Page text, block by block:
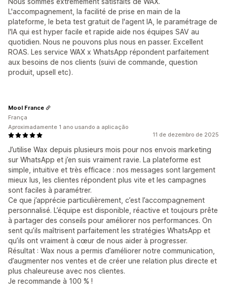
L'accompagnement, la facilité de prise en main de la
plateforme, le beta test gratuit de l'agent IA, le paramétrage de
l'IA qui est hyper facile et rapide aide nos équipes SAV au
quotidien. Nous ne pouvons plus nous en passer. Excellent
ROAS. Les service WAX x WhatsApp répondent parfaitement
aux besoins de nos clients (suivi de commande, question
produit, upsell etc).
11 de dezembro de 2025
J’utilise Wax depuis plusieurs mois pour nos envois marketing
sur WhatsApp et j’en suis vraiment ravie. La plateforme est
simple, intuitive et très efficace : nos messages sont largement
mieux lus, les clientes répondent plus vite et les campagnes
sont faciles à paramétrer.
Ce que j’apprécie particulièrement, c’est l’accompagnement
personnalisé. L’équipe est disponible, réactive et toujours prête
à partager des conseils pour améliorer nos performances. On
sent qu’ils maîtrisent parfaitement les stratégies WhatsApp et
qu’ils ont vraiment à cœur de nous aider à progresser.
Résultat : Wax nous a permis d’améliorer notre communication,
d’augmenter nos ventes et de créer une relation plus directe et
plus chaleureuse avec nos clientes.
Je recommande à 100 % !
Mool France
França
Aproximadamente 1 ano usando a aplicação